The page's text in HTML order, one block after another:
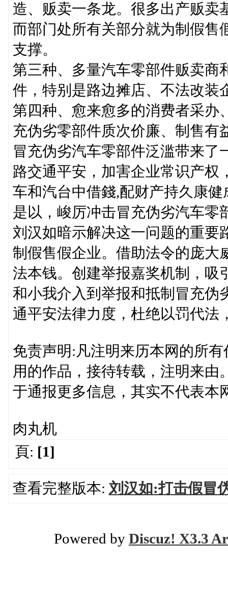
造、贩卖一条龙。很多出产贩卖
而部门处所有关部分就为制假售
支撑。
第三种、多量汽车零部件贩卖商
件，特别是路边摊店、不法改装
第四种、愈来愈多的消费者采办
充伪劣零部件质次价廉、制售有
冒充伪劣汽车零部件泛滥带来了
路交通平安，加害企业常识产权
车和汽台中借錢,配财产持久康
是以，峻厉冲击冒充伪劣汽车零
刘汉如暗示解决这一问题的重要
制假售假企业。借助法令的庞大
法本钱。创建举报嘉奖机制，吸
和小我介入到举报和抵制冒充伪
通平安法律力度，杜绝以罚代法
免责声明:凡注明来历本网的所
用的作品，接待转载，注明来由
于通报更多信息，其实不代表本
肉丸机
頁: [1]
查看完整版本: 刘汉如:打击假冒
Powered by Discuz! X3.3